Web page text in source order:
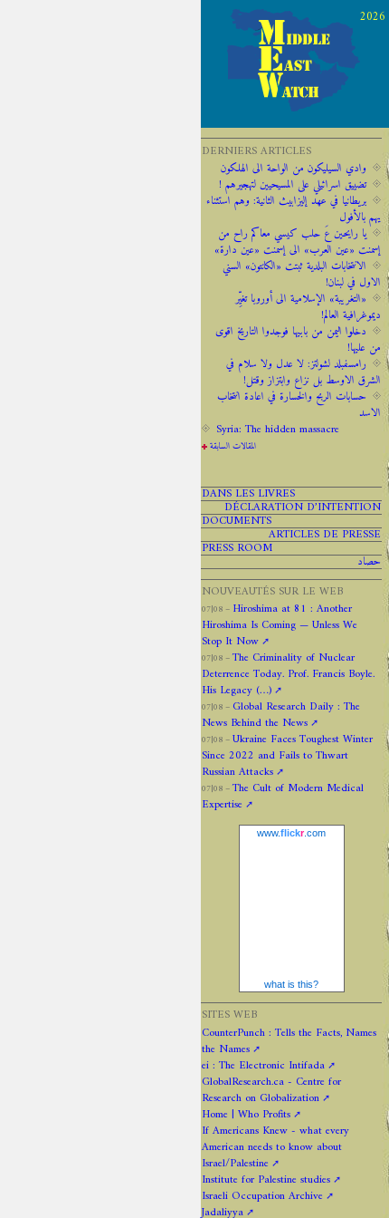
DERNIERS ARTICLES
وادي السيليكون من الواحة الى الهلكون
تضييق اسرائيلي على المسيحيين لتهجيرهم !
‫‫بريطانيا ‫في ‫عهد‬‬ ‫إليزابيث‬ ‫الثانية:‬‬ ‬‬وهم ‫استثناء
‫يهم‬ ‫بالأفول‬ ‬
يا رايحين عَ حلب كيسي معاكم راح من
إسمنت «عين العرب» الى إسمنت «عين دارة»
الانتخابات البلدية ثبتت «الكانتون» السني
الاول في لبنان!
«التغريبة» الإسلامية الى أوروبا تغيِّر
ديموغرافية العالم!
دخلوا اليمن من بابيها فوجدوا التاريخ اقوى
من عليها!
رامسفبلد لشولتز: لا عدل ولا سلام في
الشرق الاوسط بل نزاع وابتزاز وقتل!
حسابات الربح والخسارة في اعادة انتخاب
الاسد
Syria: The hidden massacre
المقالات السابقة
DANS LES LIVRES
DÉCLARATION D’INTENTION
DOCUMENTS
ARTICLES DE PRESSE
PRESS ROOM
حصاد
NOUVEAUTÉS SUR LE WEB
07|08 – Hiroshima at 81 : Another
Hiroshima Is Coming — Unless We
Stop It Now
07|08 –The Criminality of Nuclear
Deterrence Today. Prof. Francis Boyle.
His Legacy (…)
07|08 – Global Research Daily : The
News Behind the News
07|08 –Ukraine Faces Toughest Winter
Since 2022 and Fails to Thwart
Russian Attacks
07|08 –The Cult of Modern Medical
Expertise
www.flickr.com
what is this?
SITES WEB
CounterPunch : Tells the Facts, Names
the Names
ei : The Electronic Intifada
GlobalResearch.ca - Centre for
Research on Globalization
Home | Who Profits
If Americans Knew - what every
American needs to know about
Israel/Palestine
Institute for Palestine studies
Israeli Occupation Archive
Jadaliyya